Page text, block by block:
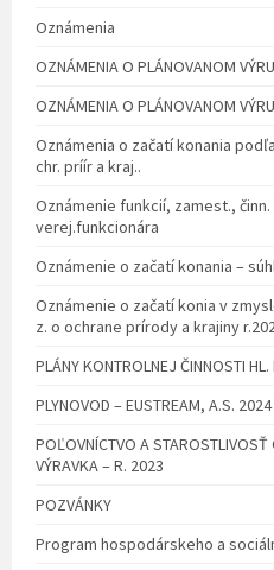
Oznámenia
OZNÁMENIA O PLÁNOVANOM
OZNÁMENIA O PLÁNOVANOM
Oznámenia o začatí konania
chr. príír a kraj..
Oznámenie funkcií, zamest.,
verej.funkcionára
Oznámenie o začatí konania –
Oznámenie o začatí konia v
z. o ochrane prírody a krajiny
PLÁNY KONTROLNEJ ČINNOSTI
PLYNOVOD – EUSTREAM, A.S. 2024
POĽOVNÍCTVO A STAROSTLIVOSŤ
VÝRAVKA – R. 2023
POZVÁNKY
Program hospodárskeho a